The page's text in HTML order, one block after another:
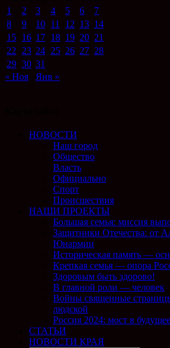
1
2 3 4 5 6
7
8
9 10 11 12 13 14
15 16 17 18 19 20 21
22
23 24 25 26 27 28
29 30 31
« Ноя
Янв »
НОВОСТИ
Наш город
Общество
Власть
Официально
Спорт
Происшествия
НАШИ ПРОЕКТЫ
Большая семья: миссия
Защитники Отечества: от
Юнармии
Историческая память —
Крепкая семья — опора
Здоровым быть здорово!
В главной роли — человек
Войны священные
людской
Россия 2024: мост в будущее
СТАТЬИ
НОВОСТИ КРАЯ